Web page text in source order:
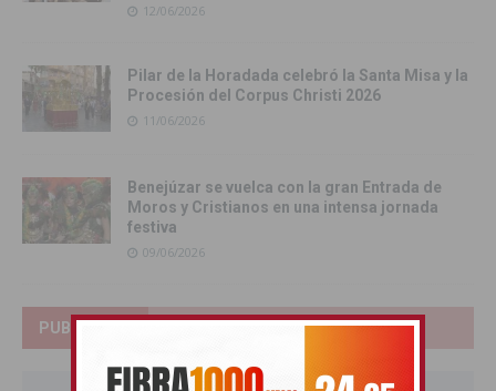
12/06/2026
Pilar de la Horadada celebró la Santa Misa y la
Procesión del Corpus Christi 2026
11/06/2026
Benejúzar se vuelca con la gran Entrada de
Moros y Cristianos en una intensa jornada
festiva
09/06/2026
PUBLICIDAD